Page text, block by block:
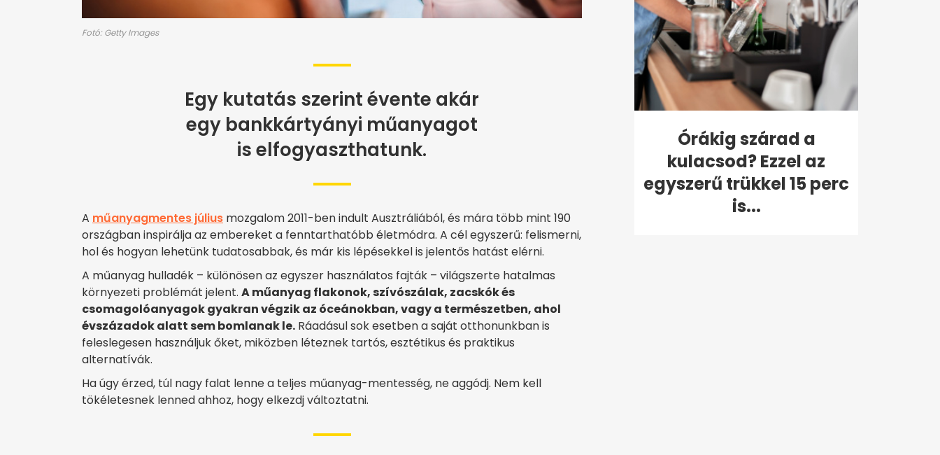
Fotó: Getty Images
Egy kutatás szerint évente akár
egy bankkártyányi műanyagot
is elfogyaszthatunk.
A műanyagmentes július mozgalom 2011-ben indult Ausztráliából, és mára több mint 190
országban inspirálja az embereket a fenntarthatóbb életmódra. A cél egyszerű: felismerni,
hol és hogyan lehetünk tudatosabbak, és már kis lépésekkel is jelentős hatást elérni.
A műanyag hulladék – különösen az egyszer használatos fajták – világszerte hatalmas
környezeti problémát jelent. A műanyag flakonok, szívószálak, zacskók és
csomagolóanyagok gyakran végzik az óceánokban, vagy a természetben, ahol
évszázadok alatt sem bomlanak le. Ráadásul sok esetben a saját otthonunkban is
feleslegesen használjuk őket, miközben léteznek tartós, esztétikus és praktikus
alternatívák.
Ha úgy érzed, túl nagy falat lenne a teljes műanyag-mentesség, ne aggódj. Nem kell
tökéletesnek lenned ahhoz, hogy elkezdj változtatni.
Órákig szárad a
kulacsod? Ezzel az
egyszerű trükkel 15 perc
is...